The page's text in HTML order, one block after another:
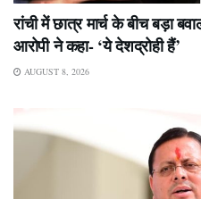
रांची में छात्र मार्च के बीच बड़ा
आरोपी ने कहा- ‘ये देशद्रोही हैं’
AUGUST 8, 2026